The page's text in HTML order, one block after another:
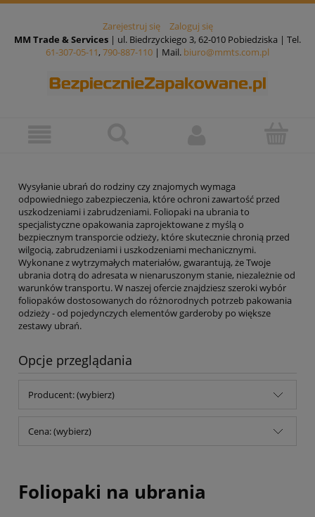
Zarejestruj się
Zaloguj się
MM Trade & Services | ul. Biedrzyckiego 3, 62-010 Pobiedziska | Tel.
61-307-05-11, 790-887-110 | Mail. biuro@mmts.com.pl
Wysyłanie ubrań do rodziny czy znajomych wymaga
odpowiedniego zabezpieczenia, które ochroni zawartość przed
uszkodzeniami i zabrudzeniami. Foliopaki na ubrania to
specjalistyczne opakowania zaprojektowane z myślą o
bezpiecznym transporcie odzieży, które skutecznie chronią przed
wilgocią, zabrudzeniami i uszkodzeniami mechanicznymi.
Wykonane z wytrzymałych materiałów, gwarantują, że Twoje
ubrania dotrą do adresata w nienaruszonym stanie, niezależnie od
warunków transportu. W naszej ofercie znajdziesz szeroki wybór
foliopaków dostosowanych do różnorodnych potrzeb pakowania
odzieży - od pojedynczych elementów garderoby po większe
zestawy ubrań.
Opcje przeglądania
Producent: (wybierz)
Cena: (wybierz)
Foliopaki na ubrania